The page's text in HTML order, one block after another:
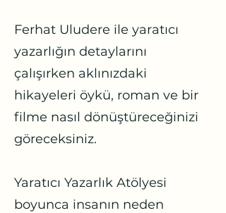
Ferhat Uludere ile yaratıcı
yazarlığın detaylarını
çalışırken aklınızdaki
hikayeleri öykü, roman ve bir
filme nasıl dönüştüreceğinizi
göreceksiniz.
Yaratıcı Yazarlık Atölyesi
boyunca insanın neden